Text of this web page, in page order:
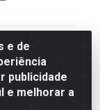
e de
publicidade
e melhorar a
Comercio e
e, 41 - Setor
72.135-100 -